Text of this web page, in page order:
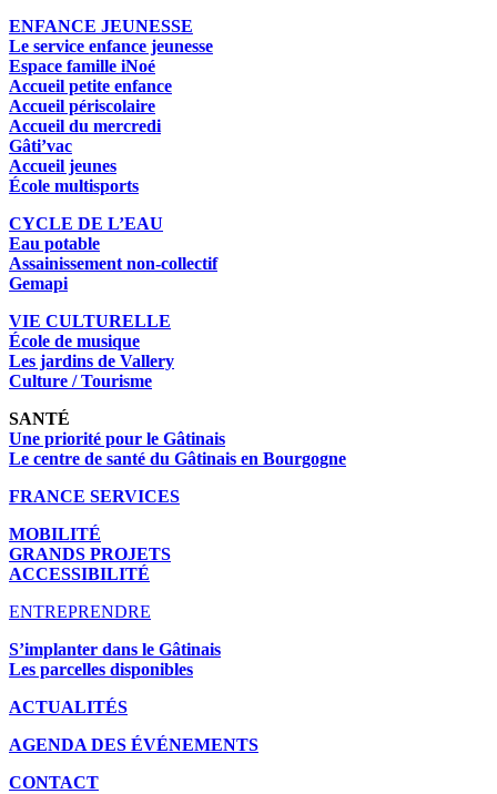
ENFANCE JEUNESSE
Le service enfance jeunesse
Espace famille iNoé
Accueil petite enfance
Accueil périscolaire
Accueil du mercredi
Gâti’vac
Accueil jeunes
École multisports
CYCLE DE L’EAU
Eau potable
Assainissement non-collectif
Gemapi
VIE CULTURELLE
École de musique
Les jardins de Vallery
Culture / Tourisme
SANTÉ
Une priorité pour le Gâtinais
Le centre de santé du Gâtinais en Bourgogne
FRANCE SERVICES
MOBILITÉ
GRANDS PROJETS
ACCESSIBILITÉ
ENTREPRENDRE
S’implanter dans le Gâtinais
Les parcelles disponibles
ACTUALITÉS
AGENDA DES ÉVÉNEMENTS
CONTACT